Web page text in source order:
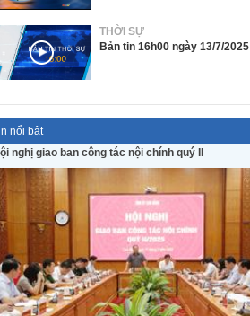
THỜI SỰ
Bản tin 16h00 ngày 13/7/2025
nổi bật
nghị giao ban công tác nội chính quý II